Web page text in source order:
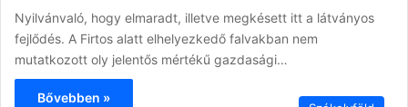
Nyilvánvaló, hogy elmaradt, illetve megkésett itt a látványos
fejlődés. A Firtos alatt elhelyezkedő falvakban nem
mutatkozott oly jelentős mértékű gazdasági…
Bővebben »